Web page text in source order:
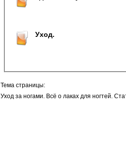
Уход.
Тема страницы:
Уход за ногами. Всё о лаках для ногтей.